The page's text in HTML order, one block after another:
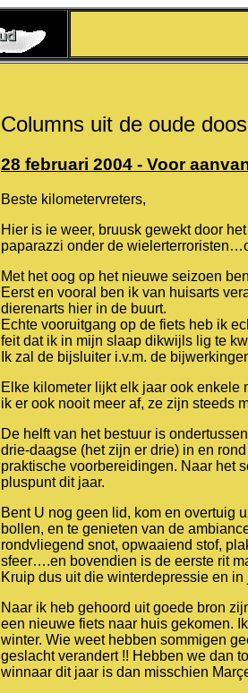
Columns uit de oude
28 februari 2004 - Voor
Beste kilometervreters,
Hier is ie weer, bruusk gewekt door
paparazzi onder de
Met het oog op het nieuwe seizoen
Eerst en vooral ben ik van huisarts
dierenarts hier in de buurt.
Echte vooruitgang op de fiets heb ik
feit dat ik in mijn slaap dikwijls lig te
Ik zal de bijsluiter i.v.m. de
Elke kilometer lijkt elk jaar ook
ik er ook nooit meer af, ze zijn steeds
De helft van het bestuur is
drie-daagse (het zijn er drie) in en
praktische voorbereidingen. Naar het
pluspunt dit jaar.
Bent U nog geen lid, kom en overtuig
bollen, en te genieten van de
rondvliegend snot, opwaaiend stof,
sfeer….en bovendien is de eerste rit
Kruip dus uit die winterdepressie en
Naar ik heb gehoord uit goede bron
een nieuwe fiets naar huis gekomen.
winter. Wie weet hebben sommigen
geslacht verandert !! Hebben we dan
winnaar dit jaar is dan misschien